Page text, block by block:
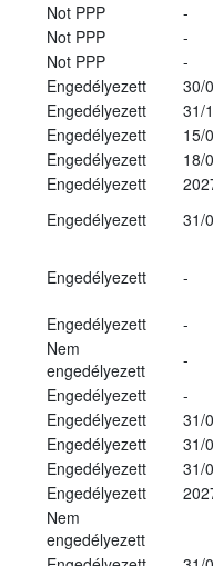
Not PPP
-
Not PPP
-
Not PPP
-
Engedélyezett
30/
Engedélyezett
31/
Engedélyezett
15/
Engedélyezett
18/
Engedélyezett
Engedélyezett
31/
Engedélyezett -
Engedélyezett
-
Nem
engedélyezett
-
Engedélyezett
-
Engedélyezett
31/
Engedélyezett
31/
Engedélyezett
31/
Engedélyezett
Nem
engedélyezett